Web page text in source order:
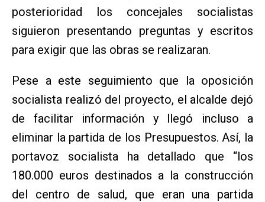
posterioridad los concejales socialistas
siguieron presentando preguntas y escritos
para exigir que las obras se realizaran.
Pese a este seguimiento que la oposición
socialista realizó del proyecto, el alcalde dejó
de facilitar información y llegó incluso a
eliminar la partida de los Presupuestos. Así, la
portavoz socialista ha detallado que “los
180.000 euros destinados a la construcción
del centro de salud, que eran una partida